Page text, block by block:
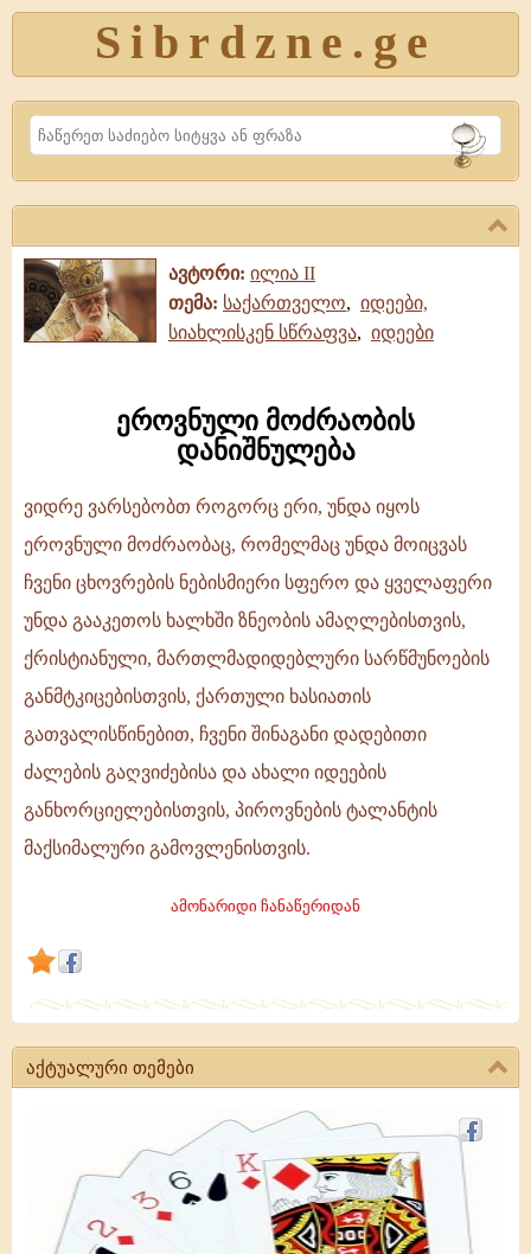
Sibrdzne.ge
Search
ავტორი: ილია II
თემა: საქართველო, იდეები,
სიახლისკენ სწრაფვა, იდეები
ეროვნული მოძრაობის
დანიშნულება
ვიდრე ვარსებობთ როგორც ერი, უნდა იყოს
ეროვნული მოძრაობაც, რომელმაც უნდა მოიცვას
ჩვენი ცხოვრების ნებისმიერი სფერო და ყველაფერი
უნდა გააკეთოს ხალხში ზნეობის ამაღლებისთვის,
ქრისტიანული, მართლმადიდებლური სარწმუნოების
განმტკიცებისთვის, ქართული ხასიათის
გათვალისწინებით, ჩვენი შინაგანი დადებითი
ძალების გაღვიძებისა და ახალი იდეების
განხორციელებისთვის, პიროვნების ტალანტის
მაქსიმალური გამოვლენისთვის.
ამონარიდი ჩანაწერიდან
აქტუალური თემები